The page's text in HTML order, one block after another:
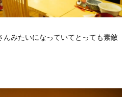
んみたいになっていてとっても素敵